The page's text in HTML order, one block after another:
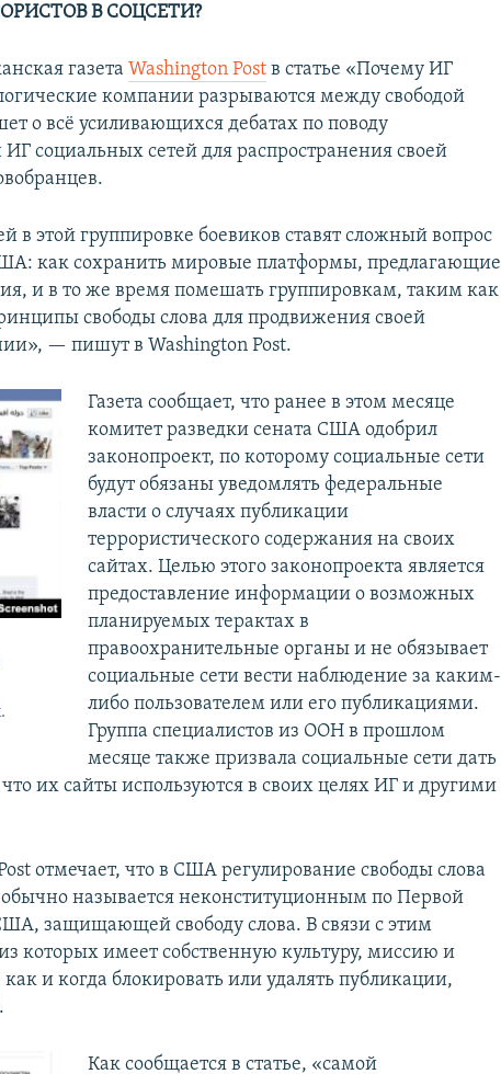
В СОЦСЕТИ?
газетаWashington Post в статье «Почему ИГ
компании разрываются между свободой
о всё усиливающихся дебатах по поводу
социальных сетей для распространения своей
в этой группировке боевиков ставят сложный вопрос
как сохранить мировые платформы, предлагающие
и в то же время помешать группировкам, таким как
свободы слова для продвижения своей
— пишут в Washington Post.
Газета сообщает, что ранее в этом месяце
комитет разведки сената США одобрил
законопроект, по которому социальные сети
будут обязаны уведомлять федеральные
власти о случаях публикации
террористического содержания на своих
сайтах. Целью этого законопроекта является
предоставление информации о возможных
планируемых терактах в
правоохранительные органы и не обязывает
социальные сети вести наблюдение за каким-
либо пользователем или его публикациями.
Группа специалистов из ООН в прошлом
месяце также призвала социальные сети дать
их сайты используются в своих целях ИГ и другими
отмечает, что в США регулирование свободы слова
обычно называется неконституционным по Первой
защищающей свободу слова. В связи с этим
которых имеет собственную культуру, миссию и
и когда блокировать или удалять публикации,
Как сообщается в статье, «самой